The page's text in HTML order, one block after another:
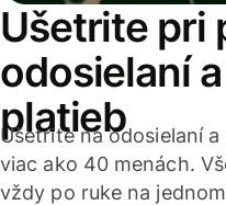
Ušetrite pri
odosielaní
platieb
Ušetrite na odosielaní
viac ako 40 menách.
vždy po ruke na